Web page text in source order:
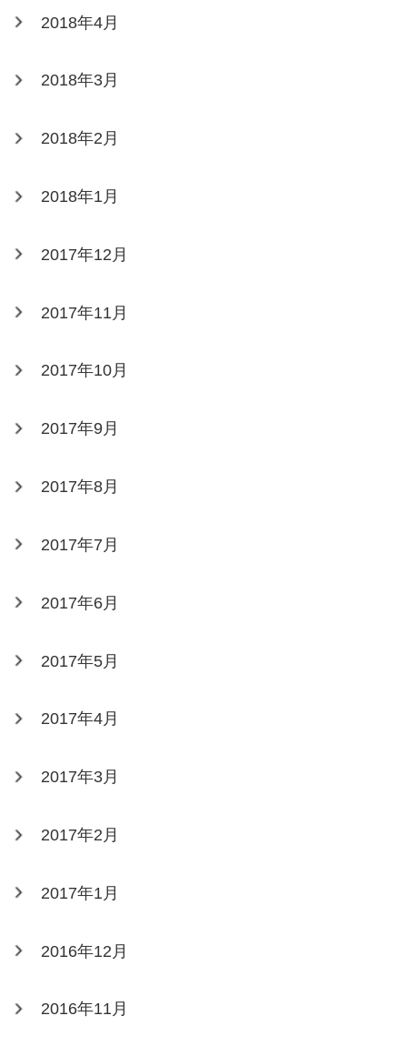
2018年4月
2018年3月
2018年2月
2018年1月
2017年12月
2017年11月
2017年10月
2017年9月
2017年8月
2017年7月
2017年6月
2017年5月
2017年4月
2017年3月
2017年2月
2017年1月
2016年12月
2016年11月